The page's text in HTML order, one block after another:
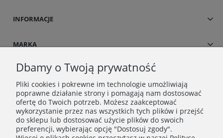
INFORMACJE
MARKA
Dbamy o Twoją prywatność
Pliki cookies i pokrewne im technologie umożliwiają
poprawne działanie strony i pomagają nam dostosować
ofertę do Twoich potrzeb. Możesz zaakceptować
wykorzystanie przez nas wszystkich tych plików i przejść
do sklepu lub dostosować użycie plików do swoich
preferencji, wybierając opcję "Dostosuj zgody".